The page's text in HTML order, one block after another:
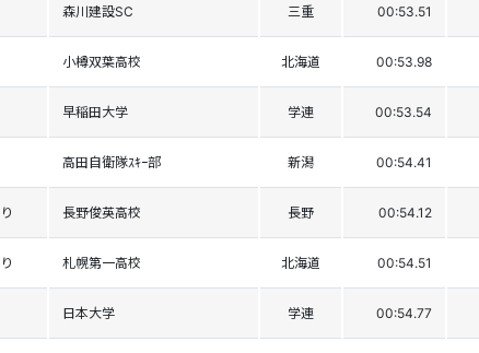
森川建設SC 三重 00:53.51
小樽双葉高校 北海道 00:53.98
早稲田大学 学連 00:53.54
高田自衛隊ｽｷｰ部 新潟 00:54.41
長野俊英高校 長野 00:54.12
札幌第一高校 北海道 00:54.51
日本大学 学連 00:54.77